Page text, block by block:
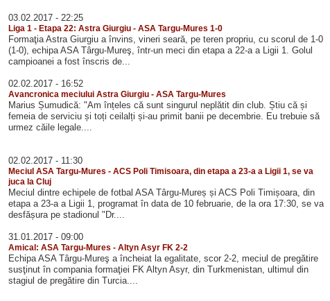
03.02.2017 - 22:25
Liga 1 - Etapa 22: Astra Giurgiu - ASA Targu-Mures 1-0
Formaţia Astra Giurgiu a învins, vineri seară, pe teren propriu, cu scorul de 1-0
(1-0), echipa ASA Târgu-Mureş, într-un meci din etapa a 22-a a Ligii 1. Golul
campioanei a fost înscris de...
02.02.2017 - 16:52
Avancronica meciului Astra Giurgiu - ASA Targu-Mures
Marius Șumudică: "Am înțeles că sunt singurul neplătit din club. Știu că și
femeia de serviciu și toți ceilalți și-au primit banii pe decembrie. Eu trebuie să
urmez căile legale....
02.02.2017 - 11:30
Meciul ASA Targu-Mures - ACS Poli Timisoara, din etapa a 23-a a Ligii 1, se va
juca la Cluj
Meciul dintre echipele de fotbal ASA Târgu-Mureș și ACS Poli Timișoara, din
etapa a 23-a a Ligii 1, programat în data de 10 februarie, de la ora 17:30, se va
desfășura pe stadionul "Dr....
31.01.2017 - 09:00
Amical: ASA Targu-Mures - Altyn Asyr FK 2-2
Echipa ASA Târgu-Mureş a încheiat la egalitate, scor 2-2, meciul de pregătire
susţinut în compania formaţiei FK Altyn Asyr, din Turkmenistan, ultimul din
stagiul de pregătire din Turcia....